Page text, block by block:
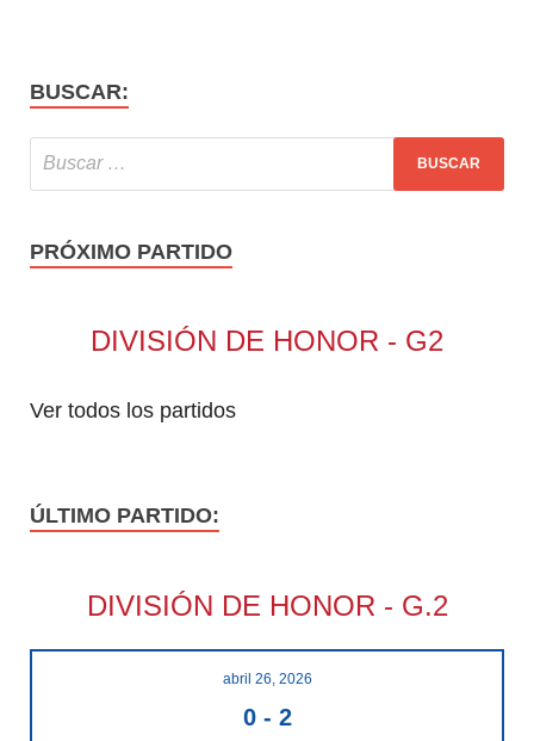
BUSCAR:
PRÓXIMO PARTIDO
DIVISIÓN DE HONOR - G2
Ver todos los partidos
ÚLTIMO PARTIDO:
DIVISIÓN DE HONOR - G.2
abril 26, 2026
0- 2